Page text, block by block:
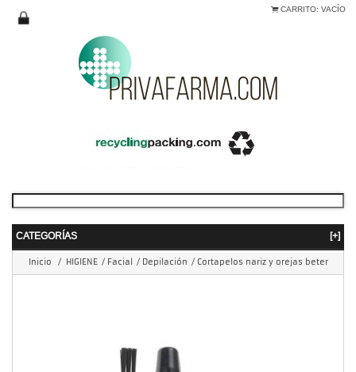
CARRITO: VACÍO
CATEGORÍAS [+]
Inicio / HIGIENE / Facial / Depilación / Cortapelos nariz y orejas beter